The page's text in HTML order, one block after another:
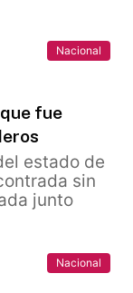
Nacional
fue
estado de
sin
junto
Nacional